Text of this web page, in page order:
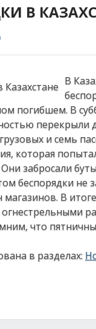
В
В
погибшем. В
перекрыли
и семь
которая
забросали
беспорядки не
В
что
в разделах: